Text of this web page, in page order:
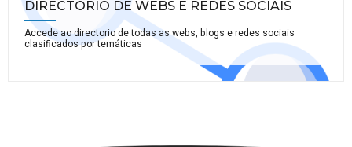
DIRECTORIO DE WEBS E REDES SOCIAIS
Accede ao directorio de todas as webs, blogs e redes sociais
clasificados por temáticas